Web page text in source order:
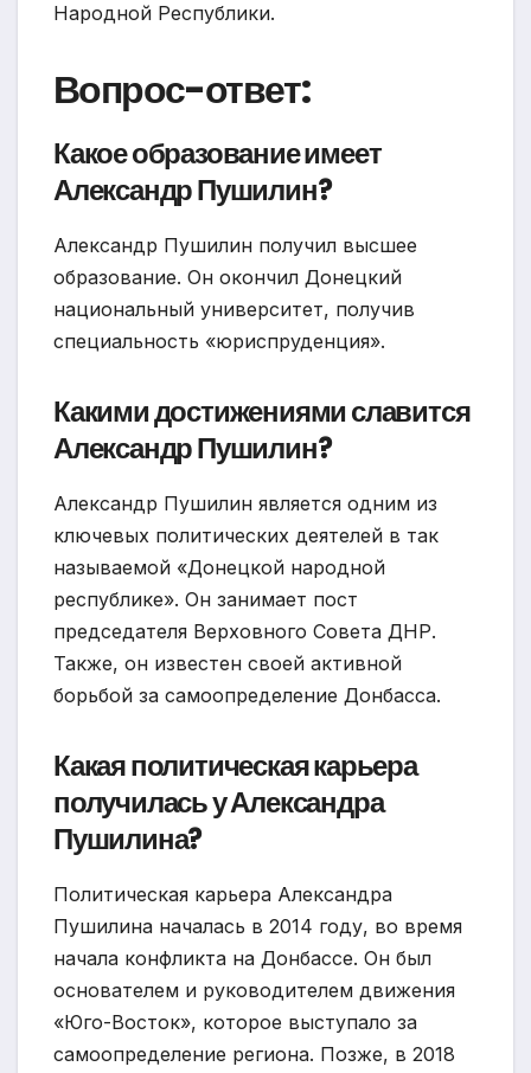
Народной Республики.
Вопрос-ответ:
Какое образование имеет
Александр Пушилин?
Александр Пушилин получил высшее
образование. Он окончил Донецкий
национальный университет, получив
специальность «юриспруденция».
Какими достижениями славится
Александр Пушилин?
Александр Пушилин является одним из
ключевых политических деятелей в так
называемой «Донецкой народной
республике». Он занимает пост
председателя Верховного Совета ДНР.
Также, он известен своей активной
борьбой за самоопределение Донбасса.
Какая политическая карьера
получилась у Александра
Пушилина?
Политическая карьера Александра
Пушилина началась в 2014 году, во время
начала конфликта на Донбассе. Он был
основателем и руководителем движения
«Юго-Восток», которое выступало за
самоопределение региона. Позже, в 2018